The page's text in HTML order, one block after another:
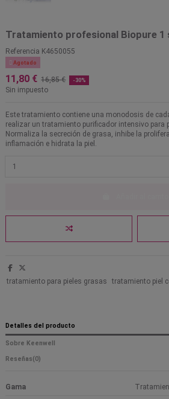
Tratamiento profesional Biopure 1
Referencia K4650055
 Agotado
11,80 € 16,85 € -30%
Sin impuesto
Este tratamiento contiene una monodosis de
realizar un tratamiento purificador intensivo para
Normaliza la secreción de grasa, inhibe la
inflamación e hidrata la piel.
tratamiento para pieles grasas tratamiento piel
Detalles del producto
Sobre Keenwell
Reseñas(0)
Gama